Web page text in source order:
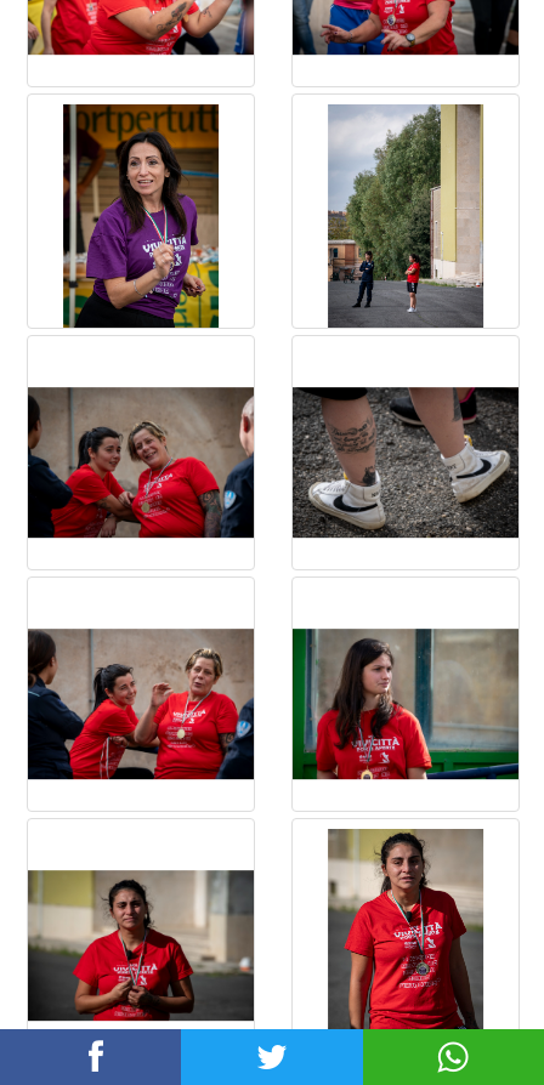
Questo sito o gli strumenti terzi da questo utilizzati si avvalgono
di cookie necessari al funzionamento ed utili alle finalità illustrate
nella cookie policy. Se vuoi saperne di più o negare il consenso
a tutti o ad alcuni cookie, consulta la
cookie policy.
Chiudendo questo banner, scorrendo questa pagina, cliccando
su un link o proseguendo la navigazione in altra maniera,
acconsenti all’uso dei cookie.